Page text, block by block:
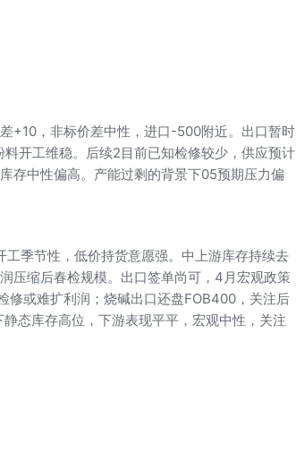
+10，非标价差中性，进口-500附近。出口暂时
开工维稳。后续2目前已知检修较少，供应预计
存中性偏高。产能过剩的背景下05预期压力偏
季节性，低价持货意愿强。中上游库存持续去
压缩后春检规模。出口签单尚可，4月宏观政策
修或难扩利润；烧碱出口还盘FOB400，关注后
态库存高位，下游表现平平，宏观中性，关注